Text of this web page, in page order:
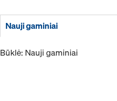
Nauji gaminiai
Būklė: Nauji gaminiai